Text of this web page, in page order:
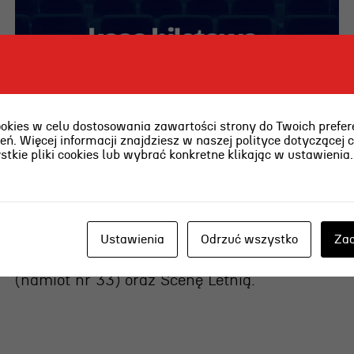
Kasa biletowa
2026-07-30 [czw]
W piątek, 31 lipca, kasa w teatrze będzie
nieczynna – zapraszamy na Plener Literacki
(namiot nr 33) oraz Scenę Letnią.
w celu dostosowania zawartości strony do Twoich
Więcej informacji znajdziesz w naszej polityce dotyczącej
pliki cookies lub wybrać konkretne klikając w ustawienia.
Ustawienia Odrzuć wszystko